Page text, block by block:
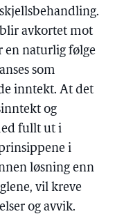
avkortet mot
en naturlig følge
som
inntekt. At det
og
fullt ut i
i
løsning enn
vil kreve
og avvik.